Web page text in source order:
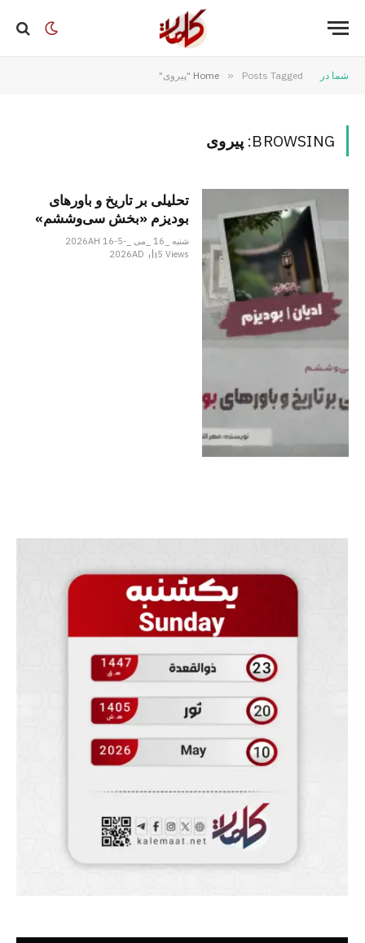
شما در Home » Posts Tagged "پیروی"
BROWSING: پیروی
تحلیلی بر تاریخ و باورهای
بودیزم «بخش سی‌وششم»
شنبه _16 _می _2026AH 16-5-
2026AD
5Views